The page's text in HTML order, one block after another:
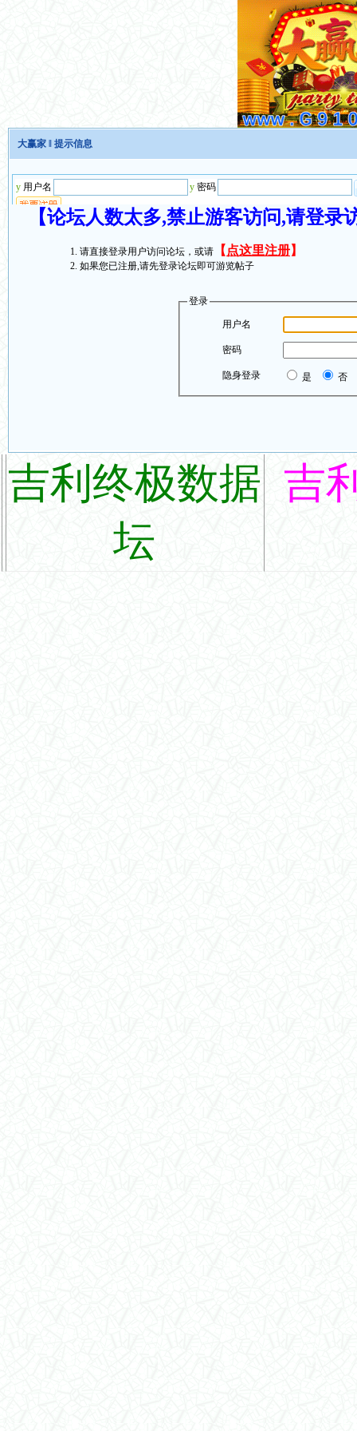
大赢家 ‖ 提示信息
【论坛人数太多,禁止游客访问,请登
请直接登录用户访问论坛，或请 【 点这里注册】
如果您已注册,请先登录论坛即可游览帖子
登录
用户名
密码
隐身登录 是 否
吉利终极数据
坛
吉